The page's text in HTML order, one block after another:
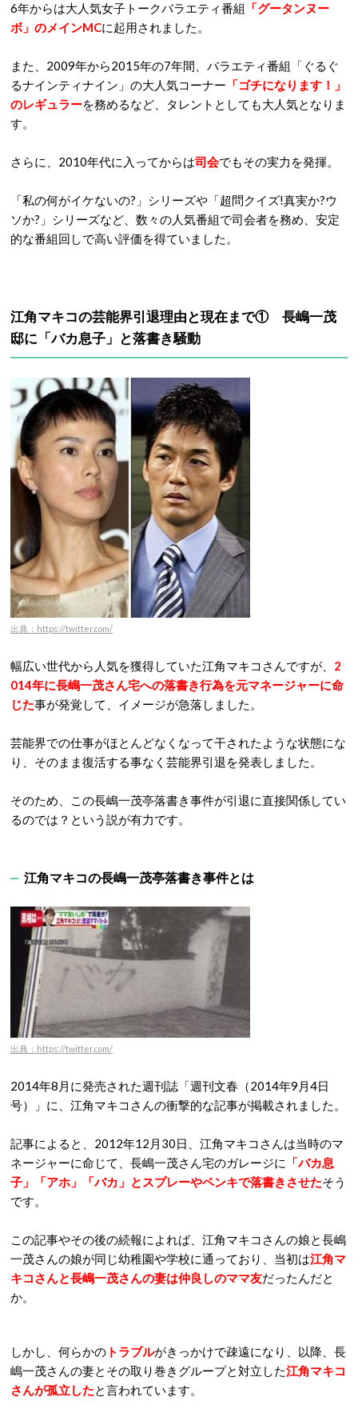
6年からは大人気女子トークバラエティ番組
「グータンヌー
ボ」のメインMCに起用されました。
また、2009年から2015年の7年間、バラエティ番組「ぐるぐ
るナインティナイン」の大人気コーナー 「ゴチになります！」
のレギュラーを務めるなど、タレントとしても大人気となりま
す。
さらに、2010年代に入ってからは司会でもその実力を発揮。
「私の何がイケないの?」シリーズや「超問クイズ!真実か?ウ
ソか?」シリーズなど、数々の人気番組で司会者を務め、安定
的な番組回しで高い評価を得ていました。
江角マキコの芸能界引退理由と現在まで① 長嶋一茂
邸に「バカ息子」と落書き騒動
出典：https://twitter.com/
幅広い世代から人気を獲得していた江角マキコさんですが、 2
014年に長嶋一茂さん宅への落書き行為を元マネージャーに命
じた事が発覚して、イメージが急落しました。
芸能界での仕事がほとんどなくなって干されたような状態にな
り、そのまま復活する事なく芸能界引退を発表しました。
そのため、この長嶋一茂亭落書き事件が引退に直接関係してい
るのでは？という説が有力です。
江角マキコの長嶋一茂亭落書き事件とは
出典：https://twitter.com/
2014年8月に発売された週刊誌「週刊文春（2014年9月4日
号）」に、江角マキコさんの衝撃的な記事が掲載されました。
記事によると、2012年12月30日、江角マキコさんは当時のマ
ネージャーに命じて、長嶋一茂さん宅のガレージに
「バカ息
子」「アホ」「バカ」とスプレーやペンキで落書きさせたそう
です。
この記事やその後の続報によれば、江角マキコさんの娘と長嶋
一茂さんの娘が同じ幼稚園や学校に通っており、当初は江角マ
キコさんと長嶋一茂さんの妻は仲良しのママ友だったんだと
か。
しかし、何らかの トラブルがきっかけで疎遠になり、以降、長
嶋一茂さんの妻とその取り巻きグループと対立した江角マキコ
さんが孤立したと言われています。